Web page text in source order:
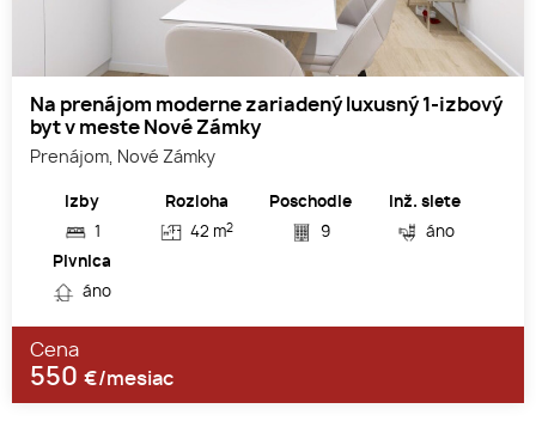
Na prenájom moderne zariadený luxusný 1-izbový
byt v meste Nové Zámky
Prenájom, Nové Zámky
Izby
Rozloha
42 m2
Poschodie
9
Inž. siete
áno
Pivnica
áno
Cena
550 €/mesiac